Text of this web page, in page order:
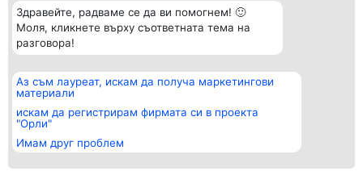
Здравейте, радваме се да ви помогнем! 🙂
Моля, кликнете върху съответната тема на
разговора!
Аз съм лауреат, искам да получа маркетингови
материали
искам да регистрирам фирмата си в проекта
"Орли"
Имам друг проблем
Организатор на
класиране
BulevardulAleea Timișul De
Sus Nr. 2, Bl. A30, Sc. A, Et.
4, Ap. 13
București 53-238
Класация
всички
Статут/Устав
Контакти